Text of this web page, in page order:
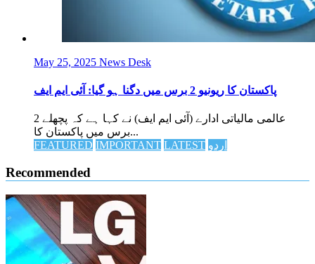
May 25, 2025 News Desk
پاکستان کا ریونیو 2 برس میں دگنا ہو گیا: آئی ایم ایف
عالمی مالیاتی ادارے (آئی ایم ایف) نے کہا ہے کہ پچھلے 2
برس میں پاکستان کا...
FEATURED IMPORTANT LATEST اردو
Recommended